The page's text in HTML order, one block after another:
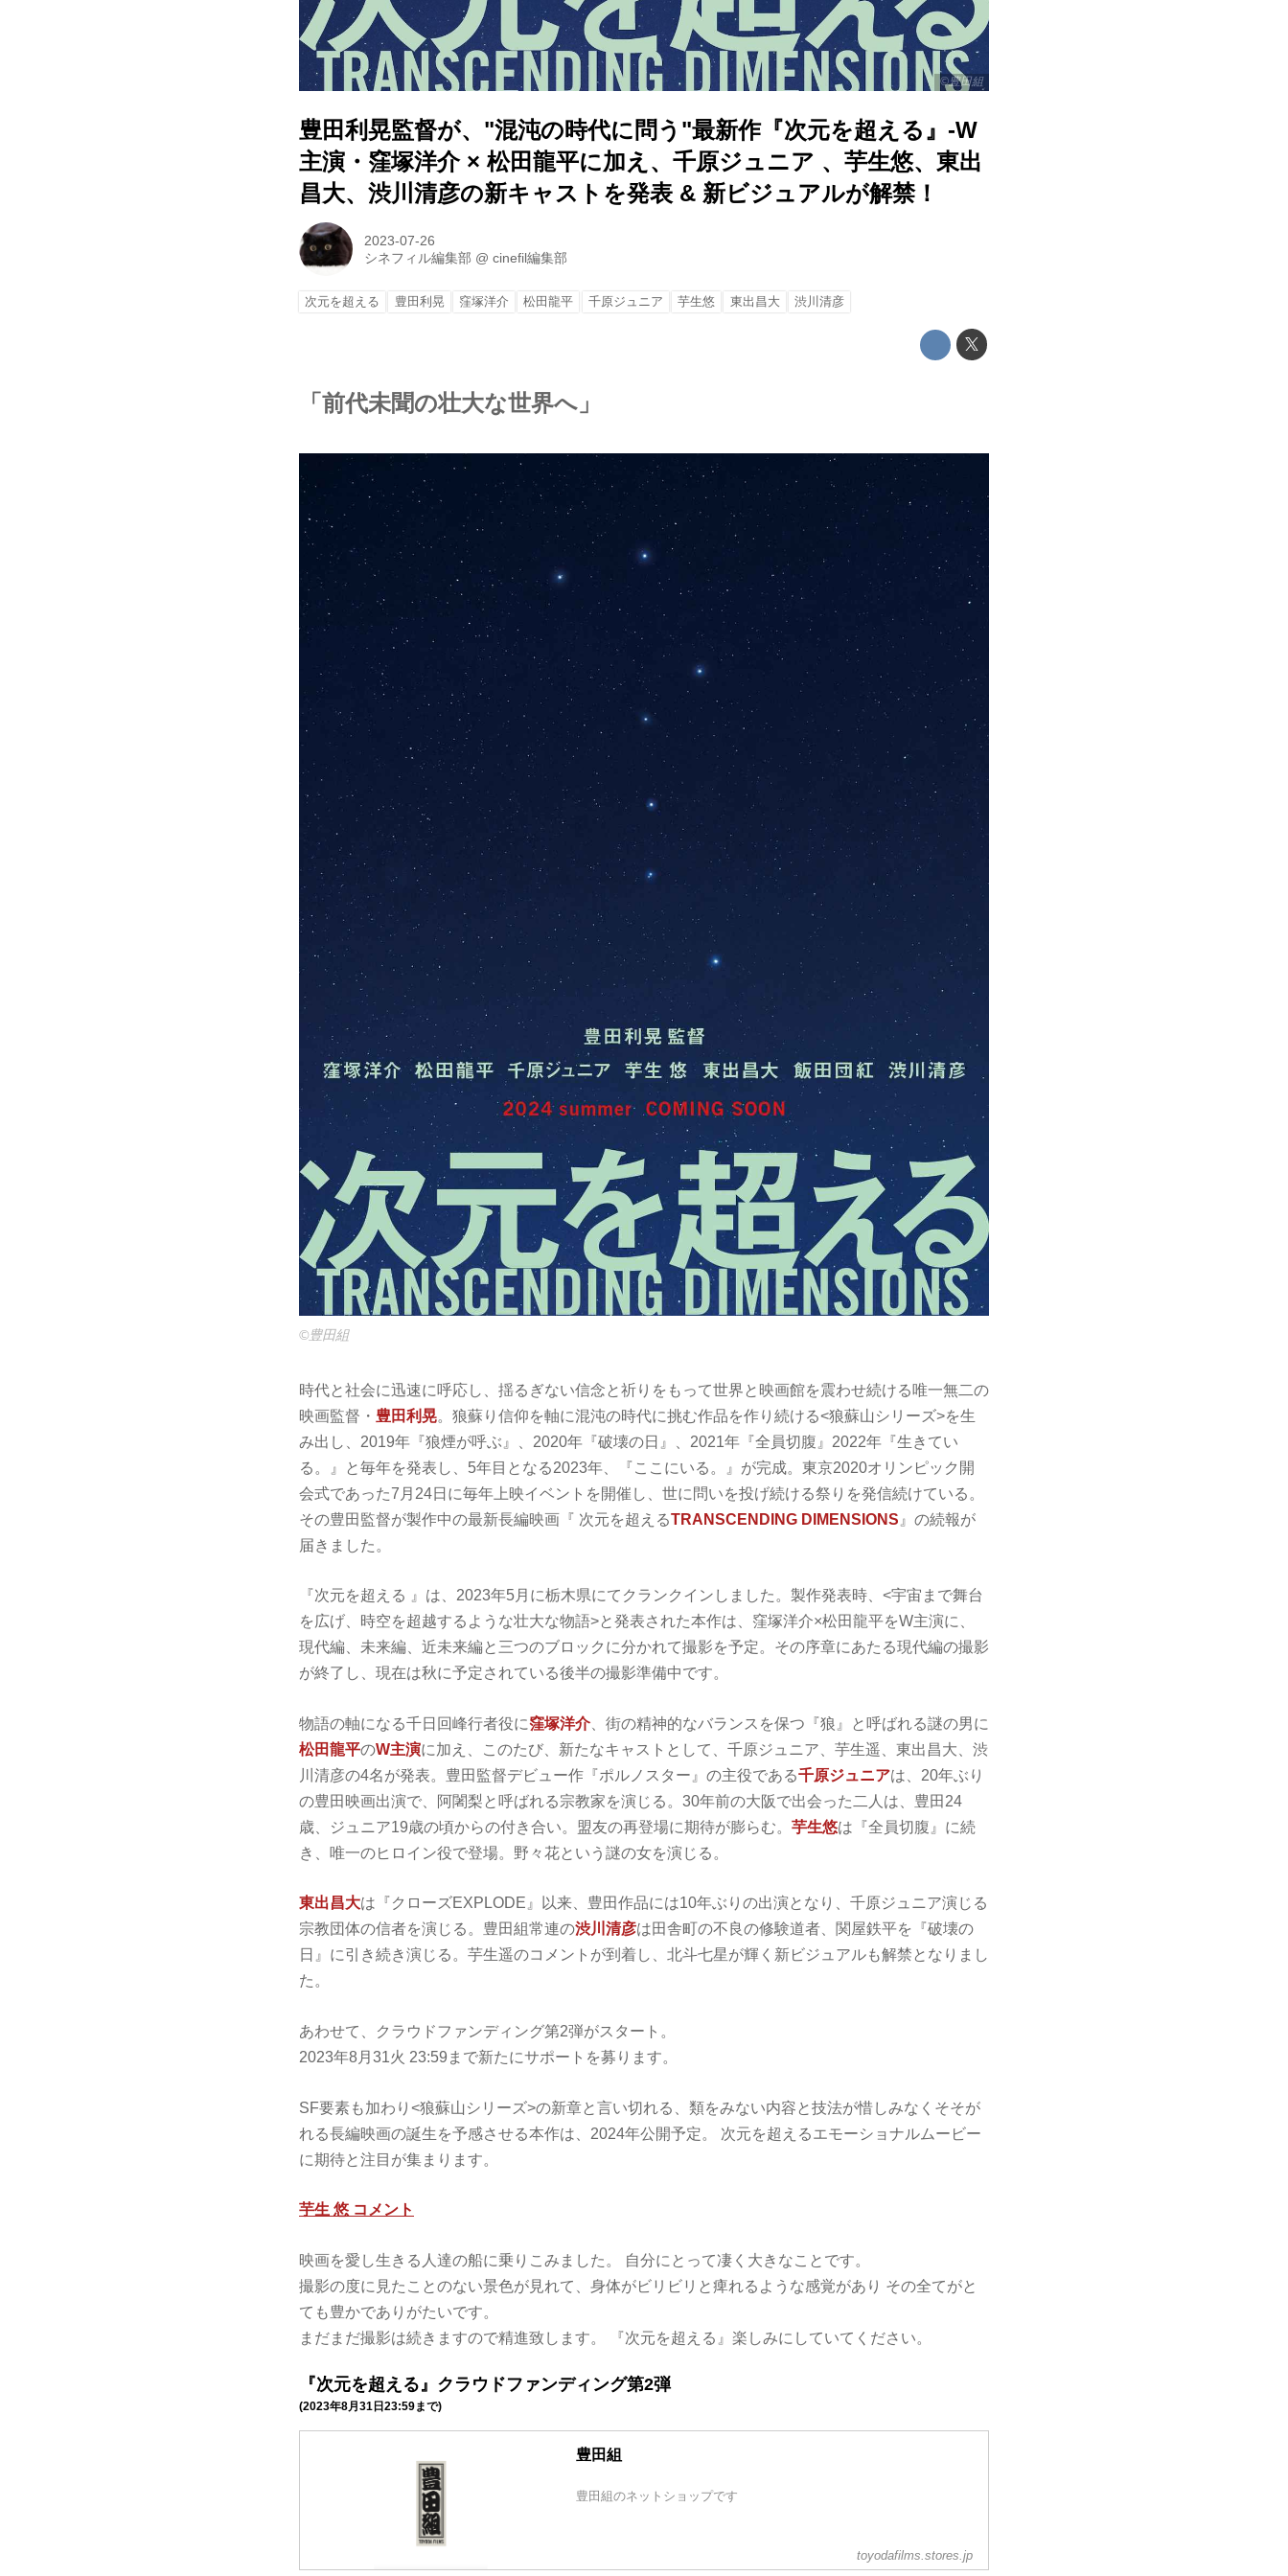
©豊田組
豊田利晃監督が、"混沌の時代に問う"最新作『次元を超える』-W
主演・窪塚洋介 × 松田龍平に加え、千原ジュニア 、芋生悠、東出
昌大、渋川清彦の新キャストを発表 & 新ビジュアルが解禁！
2023-07-26
シネフィル編集部 @cinefil編集部
次元を超える 豊田利晃 窪塚洋介 松田龍平 千原ジュニア 芋生悠 東出昌大 渋川清彦
「前代未聞の壮大な世界へ」
©豊田組
時代と社会に迅速に呼応し、揺るぎない信念と祈りをもって世界と映画館を震わせ続ける唯一無二の
映画監督・ 豊田利晃。狼蘇り信仰を軸に混沌の時代に挑む作品を作り続ける<狼蘇山シリーズ>を生
み出し、2019年『狼煙が呼ぶ』、2020年『破壊の日』、2021年『全員切腹』2022年『生きてい
る。』と毎年を発表し、5年目となる2023年、『ここにいる。』が完成。東京2020オリンピック開
会式であった7月24日に毎年上映イベントを開催し、世に問いを投げ続ける祭りを発信続けている。
その豊田監督が製作中の最新長編映画『 次元を超えるTRANSCENDING DIMENSIONS 』の続報が
届きました。
『次元を超える 』は、2023年5月に栃木県にてクランクインしました。製作発表時、<宇宙まで舞台
を広げ、時空を超越するような壮大な物語>と発表された本作は、窪塚洋介×松田龍平をW主演に、
現代編、未来編、近未来編と三つのブロックに分かれて撮影を予定。その序章にあたる現代編の撮影
が終了し、現在は秋に予定されている後半の撮影準備中です。
物語の軸になる千日回峰行者役に窪塚洋介、街の精神的なバランスを保つ『狼』と呼ばれる謎の男に
松田龍平のW主演に加え、このたび、新たなキャストとして、千原ジュニア、芋生遥、東出昌大、渋
川清彦の4名が発表。豊田監督デビュー作『ポルノスター』の主役である千原ジュニアは、20年ぶり
の豊田映画出演で、阿闍梨と呼ばれる宗教家を演じる。30年前の大阪で出会った二人は、豊田24
歳、ジュニア19歳の頃からの付き合い。盟友の再登場に期待が膨らむ。 芋生悠は『全員切腹』に続
き、唯一のヒロイン役で登場。野々花という謎の女を演じる。
東出昌大は『クローズEXPLODE』以来、豊田作品には10年ぶりの出演となり、千原ジュニア演じる
宗教団体の信者を演じる。豊田組常連の渋川清彦は田舎町の不良の修験道者、関屋鉄平を『破壊の
日』に引き続き演じる。芋生遥のコメントが到着し、北斗七星が輝く新ビジュアルも解禁となりまし
た。
あわせて、クラウドファンディング第2弾がスタート。
2023年8月31火 23:59まで新たにサポートを募ります。
SF要素も加わり<狼蘇山シリーズ>の新章と言い切れる、類をみない内容と技法が惜しみなくそそが
れる長編映画の誕生を予感させる本作は、2024年公開予定。 次元を超えるエモーショナルムービー
に期待と注目が集まります。
芋生 悠 コメント
映画を愛し生きる人達の船に乗りこみました。 自分にとって凄く大きなことです。
撮影の度に見たことのない景色が見れて、身体がビリビリと痺れるような感覚があり その全てがと
ても豊かでありがたいです。
まだまだ撮影は続きますので精進致します。 『次元を超える』楽しみにしていてください。
『次元を超える』クラウドファンディング第2弾
(2023年8月31日23:59まで)
豊田組
豊田組のネットショップです
toyodafilms.stores.jp